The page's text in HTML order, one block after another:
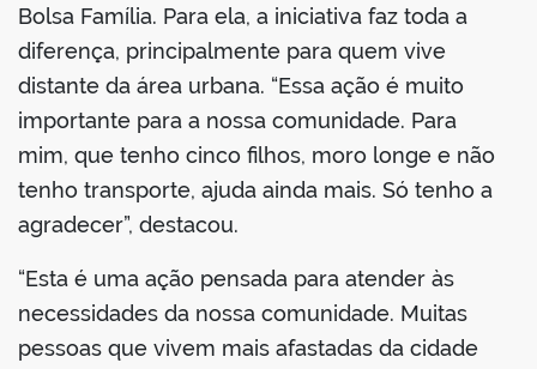
Bolsa Família. Para ela, a iniciativa faz toda a
diferença, principalmente para quem vive
distante da área urbana. “Essa ação é muito
importante para a nossa comunidade. Para
mim, que tenho cinco filhos, moro longe e não
tenho transporte, ajuda ainda mais. Só tenho a
agradecer”, destacou.
“Esta é uma ação pensada para atender às
necessidades da nossa comunidade. Muitas
pessoas que vivem mais afastadas da cidade